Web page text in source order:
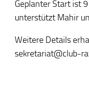
Geplanter Start ist
unterstützt Mahir
Weitere Details
sekretariat@club-